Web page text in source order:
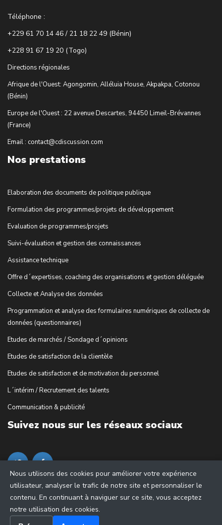
Téléphone :
+229 61 70 14 46 / 21 18 22 49 (Bénin)
+228 91 67 19 20 (Togo)
Directions régionales
Afrique de l'Ouest: Agongomin, Alléluia House, Akpakpa, Cotonou
(Bénin)
Europe de l'Ouest : 22 avenue Descartes, 94450 Limeil-Brévannes
(France)
Email : contact@cdiscussion.com
Nos prestations
Elaboration des documents de politique publique
Formulation des programmes/projets de développement
Evaluation de programmes/projets
Suivi-évaluation et gestion des connaissances
Assistance technique
Offre d´expertises, coaching des organisations et gestion déléguée
Collecte et Analyse des données
Programmation et analyse des formulaires numériques de collecte de
données (questionnaires)
Etudes de marchés / Sondage d´opinions
Etudes de satisfaction de la clientèle
Etudes de satisfaction et de motivation du personnel
L´intérim / Recrutement des talents
Communication & publicité
Suivez nous sur les réseaux sociaux
Nous utilisons des cookies pour améliorer votre expérience
utilisateur, analyser le trafic de notre site et personnaliser le
contenu. En continuant à naviguer sur ce site, vous acceptez
notre utilisation des cookies.